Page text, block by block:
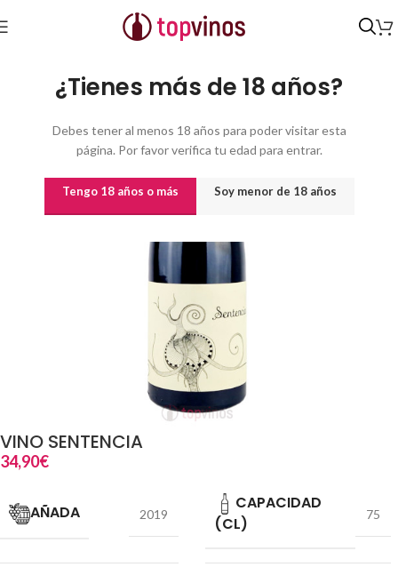
¿Tienes más de 18 años?
Debes tener al menos 18 años para poder visitar esta
página. Por favor verifica tu edad para entrar.
Tengo 18 años o más Soy menor de 18 años
Inicio Vinos por origen/COM. VALENCIANA
VINO SENTENCIA
34,90€
AÑADA 2019
CAPACIDAD
(CL)
75